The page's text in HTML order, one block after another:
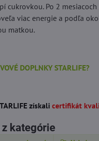
cukrovkou. Po 2
viac energie a podľa
matkou.
DOPLNKY STARLIFE?
získalicertifikát
z kategórie